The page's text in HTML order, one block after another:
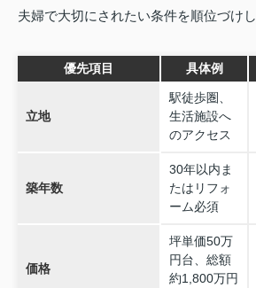
夫婦で大切にされたい条件を順位づけし
優先項目 具体例
立地
駅徒歩圏、
生活施設へ
のアクセス
築年数
30年以内ま
たはリフォ
ーム必須
価格
坪単価50万
円台、総額
約1,800万円